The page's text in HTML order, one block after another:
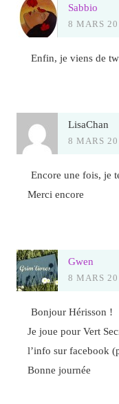
Sabbio
8 MARS
Enfin, je viens de
LisaChan
8 MARS
Encore une fois, je
Merci encore
Gwen
8 MARS
Bonjour Hérisson !
Je joue pour Vert
l’info sur facebook
Bonne journée